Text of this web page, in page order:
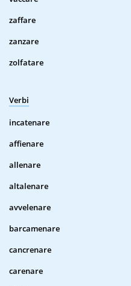
zaffare
zanzare
zolfatare
Verbi
incatenare
affienare
allenare
altalenare
avvelenare
barcamenare
cancrenare
carenare